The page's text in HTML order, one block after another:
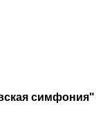
симфония"